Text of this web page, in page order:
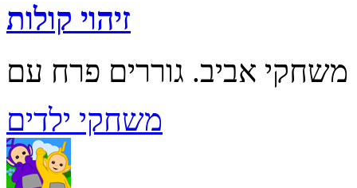
זיהוי קולות
משחקי ילדים